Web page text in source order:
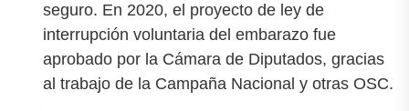
seguro. En 2020, el proyecto de ley de
interrupción voluntaria del embarazo fue
aprobado por la Cámara de Diputados, gracias
al trabajo de la Campaña Nacional y otras OSC.